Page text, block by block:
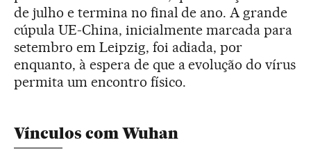
de julho e termina no final de ano. A grande
cúpula UE-China, inicialmente marcada para
setembro em Leipzig, foi adiada, por
enquanto, à espera de que a evolução do vírus
permita um encontro físico.
Vínculos com Wuhan